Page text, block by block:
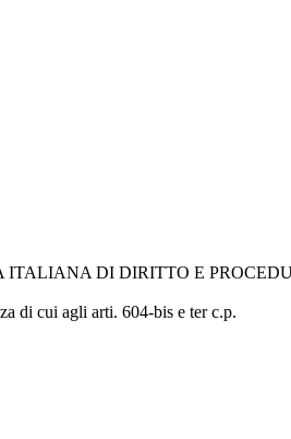
ITALIANA DI DIRITTO E
di cui agli arti. 604-bis e ter c.p.